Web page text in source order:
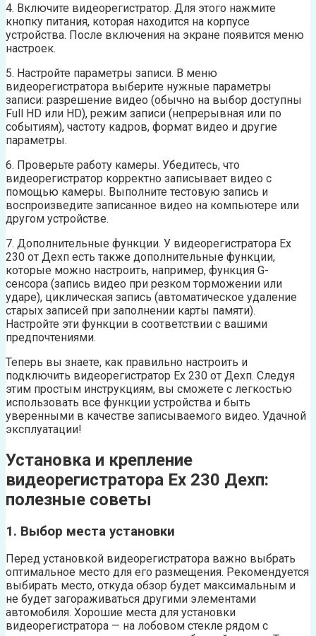
4. Включите видеорегистратор. Для этого нажмите
кнопку питания, которая находится на корпусе
устройства. После включения на экране появится меню
настроек.
5. Настройте параметры записи. В меню
видеорегистратора выберите нужные параметры
записи: разрешение видео (обычно на выбор доступны
Full HD или HD), режим записи (непрерывная или по
событиям), частоту кадров, формат видео и другие
параметры.
6. Проверьте работу камеры. Убедитесь, что
видеорегистратор корректно записывает видео с
помощью камеры. Выполните тестовую запись и
воспроизведите записанное видео на компьютере или
другом устройстве.
7. Дополнительные функции. У видеорегистратора Ех
230 от Дехп есть также дополнительные функции,
которые можно настроить, например, функция G-
сенсора (запись видео при резком торможении или
ударе), циклическая запись (автоматическое удаление
старых записей при заполнении карты памяти).
Настройте эти функции в соответствии с вашими
предпочтениями.
Теперь вы знаете, как правильно настроить и
подключить видеорегистратор Ех 230 от Дехп. Следуя
этим простым инструкциям, вы сможете с легкостью
использовать все функции устройства и быть
уверенными в качестве записываемого видео. Удачной
эксплуатации!
Установка и крепление
видеорегистратора Ех 230 Дехп:
полезные советы
1. Выбор места установки
Перед установкой видеорегистратора важно выбрать
оптимальное место для его размещения. Рекомендуется
выбирать место, откуда обзор будет максимальным и
не будет загораживаться другими элементами
автомобиля. Хорошие места для установки
видеорегистратора — на лобовом стекле рядом с